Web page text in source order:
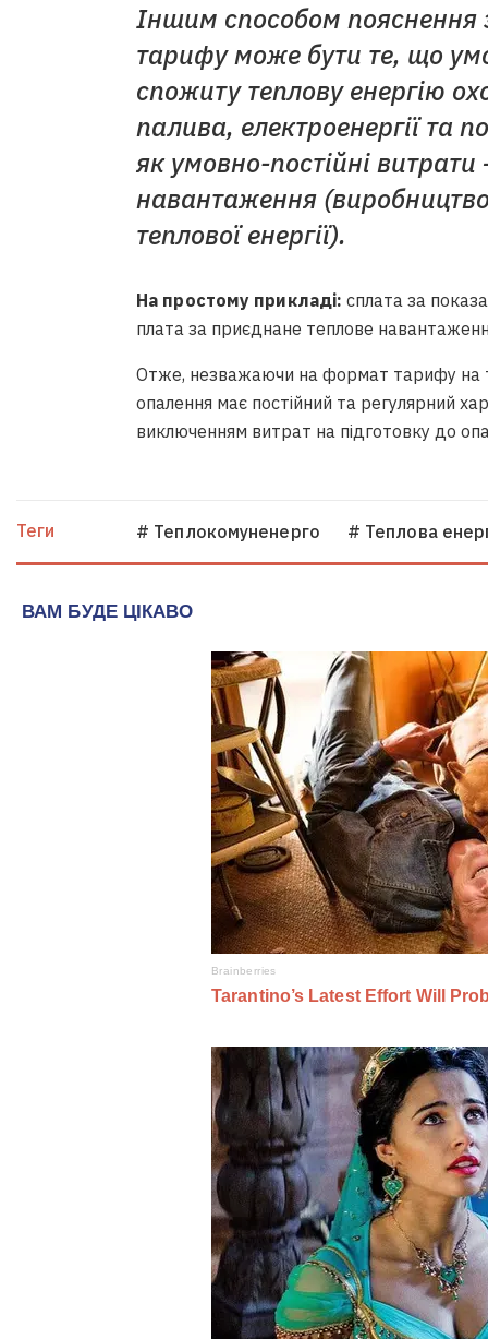
Іншим способом пояснення
тарифу може бути те, що
спожиту теплову енергію
палива, електроенергії та
як умовно-постійні
навантаження
теплової енергії).
На простому прикладі:сплата за
плата за приєднане теплове
Отже, незважаючи на формат тарифу на
опалення має постійний та регулярний
виключенням витрат на підготовку до
Теги # Теплокомуненерго # Теплова